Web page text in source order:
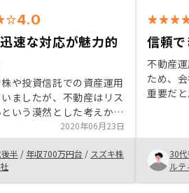
4.0
速な対応が魅力的
株や投資信託での資産運用
ましたが、不動産はリス
いう漠然とした考えから
躇していました。しかし、
トの方の詳しい説明を聞
、RENOSYを通じた投資が
を与えることなく、リス
囲内である事がわかり、
2020年06月23日
半 / 年収700万円台 / スズキ株
信頼
不動産
ため、
重要だ
表彰さ
りまし
リスク
たがセ
明して
30
ルテ